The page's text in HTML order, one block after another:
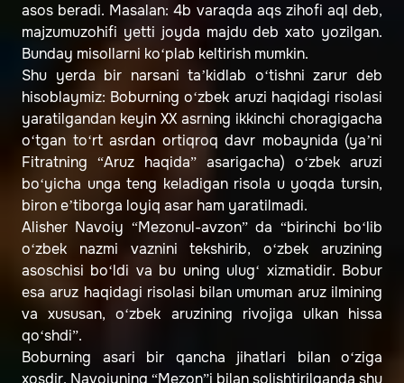
asos beradi. Masalan: 4b varaqda aqs zihofi aql deb,
majzumuzohifi yetti joyda majdu deb xato yozilgan.
Bunday misollarni ko‘plab keltirish mumkin.
Shu yerda bir narsani ta’kidlab o‘tishni zarur deb
hisoblaymiz: Boburning o‘zbek aruzi haqidagi risolasi
yaratilgandan keyin XX asrning ikkinchi choragigacha
o‘tgan to‘rt asrdan ortiqroq davr mobaynida (ya’ni
Fitratning “Aruz haqida” asarigacha) o‘zbek aruzi
bo‘yicha unga teng keladigan risola u yoqda tursin,
biron e’tiborga loyiq asar ham yaratilmadi.
Alisher Navoiy “Mezonul-avzon” da “birinchi bo‘lib
o‘zbek nazmi vaznini tekshirib, o‘zbek aruzining
asoschisi bo‘ldi va bu uning ulug‘ xizmatidir. Bobur
esa aruz haqidagi risolasi bilan umuman aruz ilmining
va xususan, o‘zbek aruzining rivojiga ulkan hissa
qo‘shdi”.
Boburning asari bir qancha jihatlari bilan o‘ziga
xosdir. Navoiyning “Mezon”i bilan solishtirilganda shu